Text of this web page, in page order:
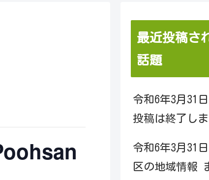
最近投稿さ
話題
令和6年3月31
投稿は終了し
令和6年3月31
区の地域情報